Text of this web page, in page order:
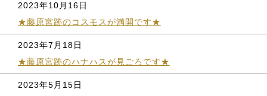
2023年10月16日
★藤原宮跡のコスモスが満開です★
2023年7月18日
★藤原宮跡のハナハスが見ごろです★
2023年5月15日